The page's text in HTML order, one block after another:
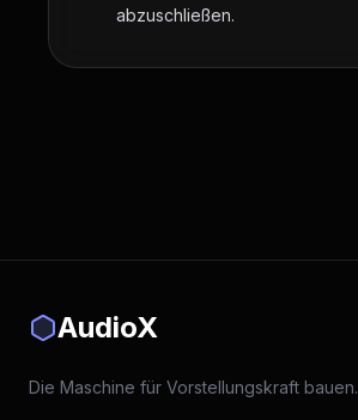
abzuschließen.
AudioX
Die Maschine für Vorstellungskraft bauen.